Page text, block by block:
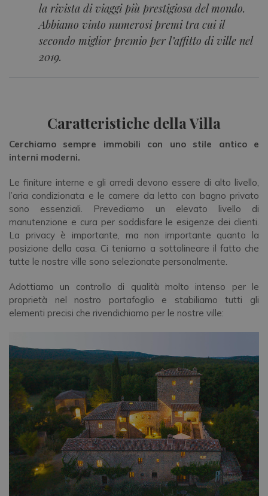
la rivista di viaggi più prestigiosa del mondo.
Abbiamo vinto numerosi premi tra cui il
secondo miglior premio per l’affitto di ville nel
2019.
Caratteristiche della Villa
Cerchiamo sempre immobili con uno stile antico e
interni moderni.
Le finiture interne e gli arredi devono essere di alto livello,
l’aria condizionata e le camere da letto con bagno privato
sono essenziali. Prevediamo un elevato livello di
manutenzione e cura per soddisfare le esigenze dei clienti.
La privacy è importante, ma non importante quanto la
posizione della casa. Ci teniamo a sottolineare il fatto che
tutte le nostre ville sono selezionate personalmente.
Adottiamo un controllo di qualità molto intenso per le
proprietà nel nostro portafoglio e stabiliamo tutti gli
elementi precisi che rivendichiamo per le nostre ville: